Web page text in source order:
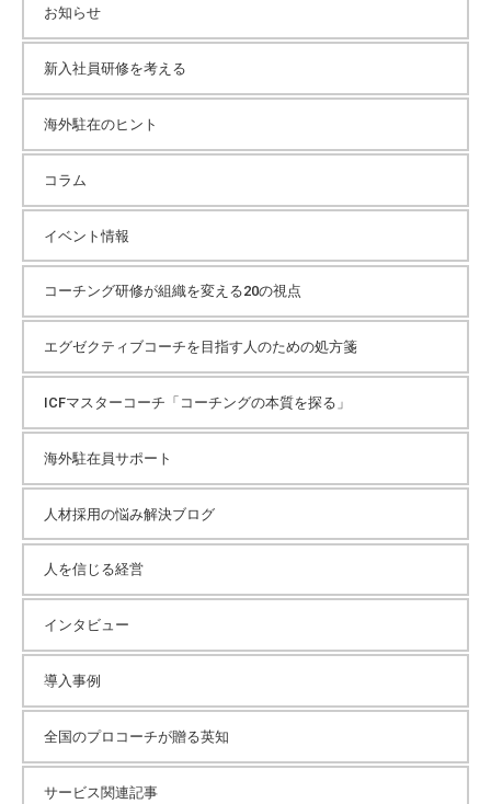
お知らせ
新入社員研修を考える
海外駐在のヒント
コラム
イベント情報
コーチング研修が組織を変える20の視点
エグゼクティブコーチを目指す人のための処方箋
ICFマスターコーチ「コーチングの本質を探る」
海外駐在員サポート
人材採用の悩み解決ブログ
人を信じる経営
インタビュー
導入事例
全国のプロコーチが贈る英知
サービス関連記事